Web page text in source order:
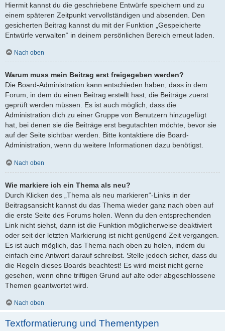
Hiermit kannst du die geschriebene Entwürfe speichern und zu
einem späteren Zeitpunkt vervollständigen und absenden. Den
gesicherten Beitrag kannst du mit der Funktion „Gespeicherte
Entwürfe verwalten“ in deinem persönlichen Bereich erneut laden.
Nach oben
Warum muss mein Beitrag erst freigegeben werden?
Die Board-Administration kann entschieden haben, dass in dem
Forum, in dem du einen Beitrag erstellt hast, die Beiträge zuerst
geprüft werden müssen. Es ist auch möglich, dass die
Administration dich zu einer Gruppe von Benutzern hinzugefügt
hat, bei denen sie die Beiträge erst begutachten möchte, bevor sie
auf der Seite sichtbar werden. Bitte kontaktiere die Board-
Administration, wenn du weitere Informationen dazu benötigst.
Nach oben
Wie markiere ich ein Thema als neu?
Durch Klicken des „Thema als neu markieren“-Links in der
Beitragsansicht kannst du das Thema wieder ganz nach oben auf
die erste Seite des Forums holen. Wenn du den entsprechenden
Link nicht siehst, dann ist die Funktion möglicherweise deaktiviert
oder seit der letzten Markierung ist nicht genügend Zeit vergangen.
Es ist auch möglich, das Thema nach oben zu holen, indem du
einfach eine Antwort darauf schreibst. Stelle jedoch sicher, dass du
die Regeln dieses Boards beachtest! Es wird meist nicht gerne
gesehen, wenn ohne triftigen Grund auf alte oder abgeschlossene
Themen geantwortet wird.
Nach oben
Textformatierung und Thementypen